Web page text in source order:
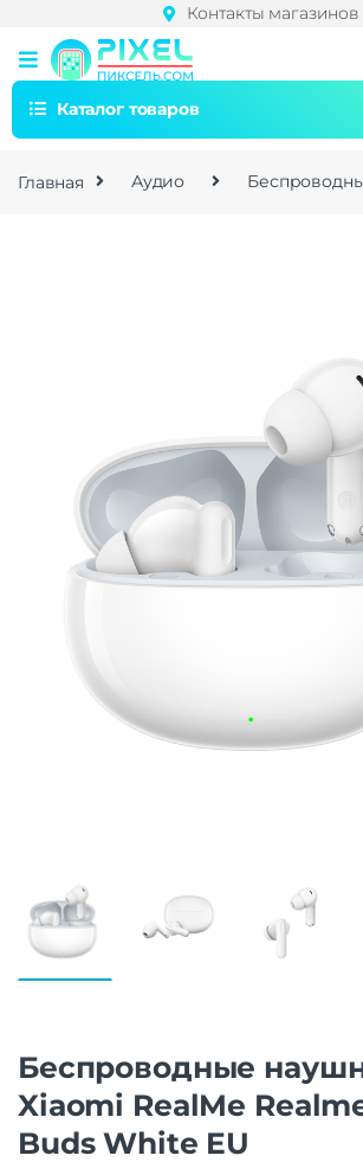
Контакты магазинов
Каталог товаров
Главная Аудио
Беспроводные
Xiaomi RealMe
Buds White EU